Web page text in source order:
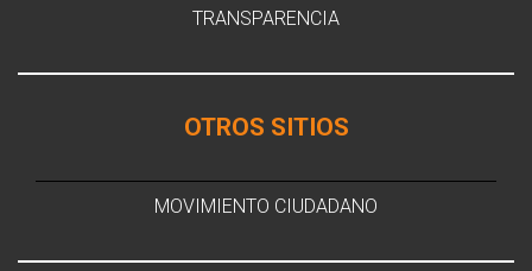
TRANSPARENCIA
OTROS SITIOS
MOVIMIENTO CIUDADANO